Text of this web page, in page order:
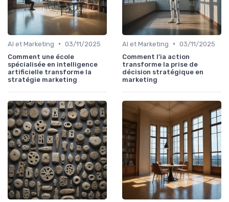
AI et Marketing • 03/11/2025
Comment une école
spécialisée en intelligence
artificielle transforme la
stratégie marketing
AI et Marketing • 03/11/2025
Comment l’ia action
transforme la prise de
décision stratégique en
marketing